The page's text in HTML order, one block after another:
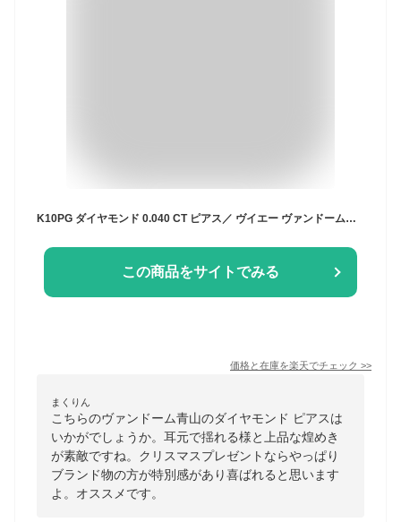
K10PG ダイヤモンド 0.040 CT ピアス／ ヴイエー ヴァンドーム青山（va vendome aoyama）
この商品をサイトでみる
価格と在庫を楽天でチェック >>
まくりん
こちらのヴァンドーム青山のダイヤモンド ピアスは
いかがでしょうか。耳元で揺れる様と上品な煌めき
が素敵ですね。クリスマスプレゼントならやっぱり
ブランド物の方が特別感があり喜ばれると思います
よ。オススメです。